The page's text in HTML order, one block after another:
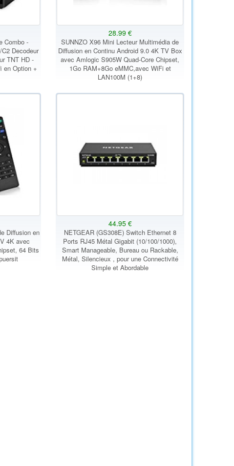
Combo -
Decodeur
TNT HD -
en Option +
28.99 €
SUNNZO X96 Mini Lecteur Multimédia de
Diffusion en Continu Android 9.0 4K TV Box
avec Amlogic S905W Quad-Core Chipset,
1Go RAM+8Go eMMC,avec WiFi et
LAN100M (1+8)
Diffusion en
4K avec
64 Bits
44.95 €
NETGEAR (GS308E) Switch Ethernet 8
Ports RJ45 Métal Gigabit (10/100/1000),
Smart Manageable, Bureau ou Rackable,
Métal, Silencieux , pour une Connectivité
Simple et Abordable